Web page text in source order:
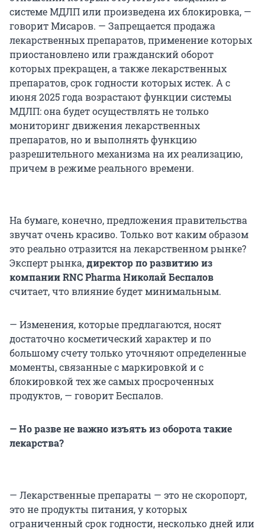
системе МДЛП или произведена их блокировка, —
говорит Мисаров. — Запрещается продажа
лекарственных препаратов, применение которых
приостановлено или гражданский оборот
которых прекращен, а также лекарственных
препаратов, срок годности которых истек. А с
июня 2025 года возрастают функции системы
МДЛП: она будет осуществлять не только
мониторинг движения лекарственных
препаратов, но и выполнять функцию
разрешительного механизма на их реализацию,
причем в режиме реального времени.
На бумаге, конечно, предложения правительства
звучат очень красиво. Только вот каким образом
это реально отразится на лекарственном рынке?
Эксперт рынка,директор по развитию из
компании RNC Pharma Николай Беспалов
считает, что влияние будет минимальным.
— Изменения, которые предлагаются, носят
достаточно косметический характер и по
большому счету только уточняют определенные
моменты, связанные с маркировкой и с
блокировкой тех же самых просроченных
продуктов, — говорит Беспалов.
— Но разве не важно изъять из оборота такие
лекарства?
— Лекарственные препараты — это не скоропорт,
это не продукты питания, у которых
ограниченный срок годности, несколько дней или